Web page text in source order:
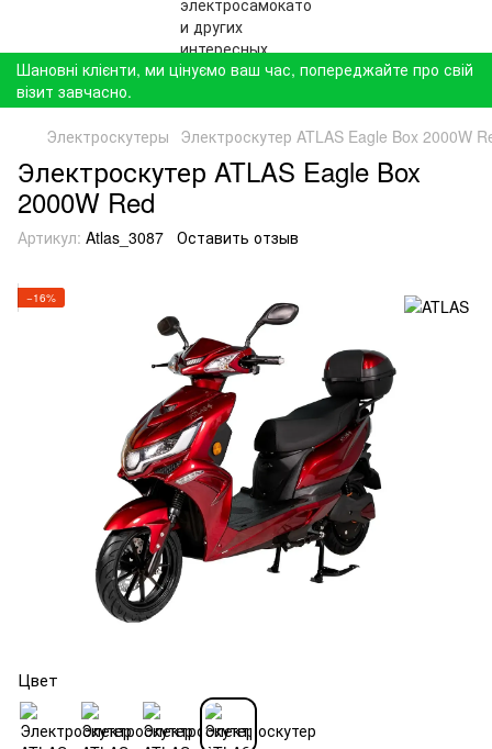
Шановні клієнти, ми цінуємо ваш час, попереджайте про свій
візит завчасно.
Электроскутеры Электроскутер ATLAS Eagle Box 2000W
Электроскутер ATLAS Eagle Box
2000W Red
Артикул: Atlas_3087 Оставить отзыв
−16%
Цвет